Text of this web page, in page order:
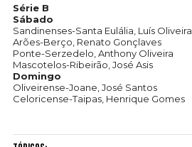
Série B
Sábado
Sandinenses-Santa Eulália, Luís Oliveira
Arões-Berço, Renato Gonçlaves
Ponte-Serzedelo, Anthony Oliveira
Mascotelos-Ribeirão, José Asis
Domingo
Oliveirense-Joane, José Santos
Celoricense-Taipas, Henrique Gomes